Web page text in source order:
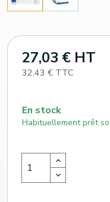
27,03 € HT
32,43 € TTC
En stock
Habituellement prêt